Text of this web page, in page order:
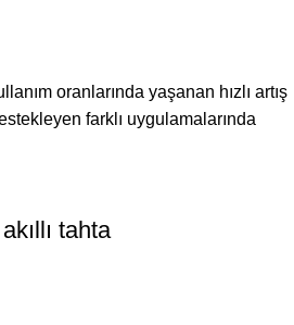
oranlarında yaşanan hızlı artış
farklı uygulamalarında
tahta